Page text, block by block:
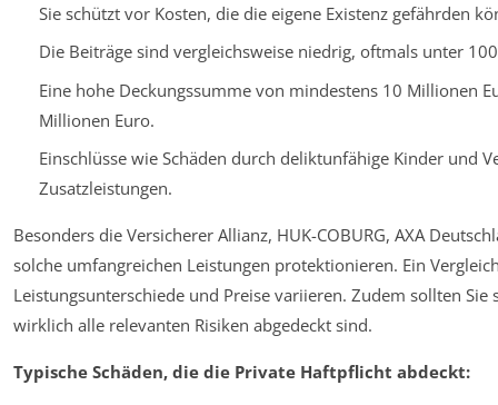
Sie schützt vor Kosten, die die eigene Existenz gefährden
Die Beiträge sind vergleichsweise niedrig, oftmals unter
Eine hohe Deckungssumme von mindestens 10 Millionen
Millionen Euro.
Einschlüsse wie Schäden durch deliktunfähige Kinder und
Zusatzleistungen.
Besonders die Versicherer Allianz, HUK-COBURG, AXA
solche umfangreichen Leistungen protektionieren. Ein
Leistungsunterschiede und Preise variieren. Zudem sollten
wirklich alle relevanten Risiken abgedeckt sind.
Typische Schäden, die die Private Haftpflicht abdeckt: